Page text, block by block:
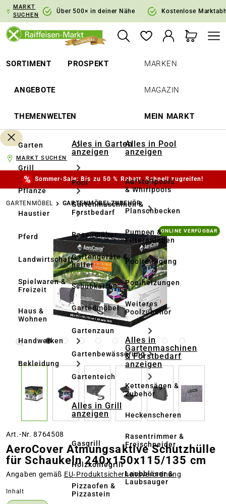
Zur Hauptnavigation springen
MARKT
SUCHEN
Über 500× in deiner Nähe Kostenlose
SORTIMENT PROSPEKT
ANGEBOTE
THEMENWELTEN
MARKEN
MAGAZIN
MEIN MARKT
Garten
Grill
Pflanze
Haustier
Pferd
Landwirtschaft
Spielwaren &
Freizeit
Haus &
Wohnen
Handwerken
Bekleidung
Alles in Garten
anzeigen
Pool
Gartenmaschinen &
Forstbedarf
Rasenmäher
Gartengeräte & -
helfer
Schubkarren
Gartenmöbel
Gartenzaun
Gartenbewässerung
Gartenteich
Alles in Grill
anzeigen
Gasgrill
Holzkohlegrill
Pizzaofen &
Pizzastein
Alles in Pool
anzeigen
Aufstellpools
& Whirlpools
Planschbecken
Pumpen &
Filteranlagen
Poolreinigung
Poolheizungen
Weiteres
Poolzubehör
Alles in
Gartenmaschinen
& Forstbedarf
anzeigen
Kettensägen &
Zubehör
Heckenscheren
Rasentrimmer &
Freischneider
Laubbläser &
Laubsauger
MARKT SUCHEN
Sommer-Sale: Bis zu 50 % Rabatt. Schnell zugreifen!
GARTENMÖBEL GARTENMÖBELZUBEHÖR
Bildergalerie überspringen ONLINE VERFÜGBAR
Art.-Nr. 8764508
AeroCover Atmungsaktive Schutzhülle
für Schaukeln 240x150x115/135 cm
Angaben gemäß EU‑Produktsicherheitsverordnung
Inhalt